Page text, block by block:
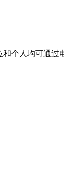
个人均可通